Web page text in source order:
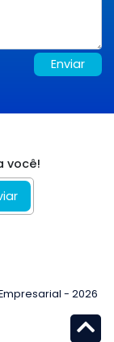
Enviar
você!
- 2026